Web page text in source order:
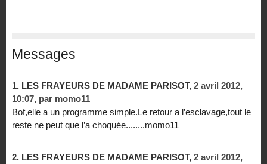
Messages
1. LES FRAYEURS DE MADAME PARISOT, 2 avril 2012,
10:07, par momo11
Bof,elle a un programme simple.Le retour a l’esclavage,tout le
reste ne peut que l’a choquée........momo11
2. LES FRAYEURS DE MADAME PARISOT, 2 avril 2012,